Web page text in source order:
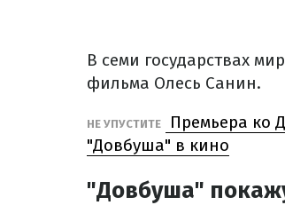
В семи государствах
фильма Олесь Санин.
НЕ УПУСТИТЕ
Премьера ко
"Довбуша" в кино
"Довбуша"